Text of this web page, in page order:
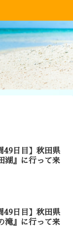
49日目】秋田県
湖』に行って来
49日目】秋田県
滝』に行って来